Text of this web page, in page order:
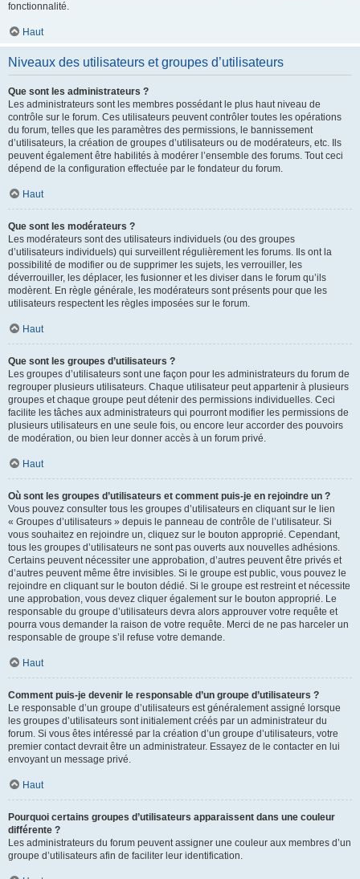
fonctionnalité.
Haut
Niveaux des utilisateurs et groupes d’utilisateurs
Que sont les administrateurs ?
Les administrateurs sont les membres possédant le plus haut niveau de
contrôle sur le forum. Ces utilisateurs peuvent contrôler toutes les opérations
du forum, telles que les paramètres des permissions, le bannissement
d’utilisateurs, la création de groupes d’utilisateurs ou de modérateurs, etc. Ils
peuvent également être habilités à modérer l’ensemble des forums. Tout ceci
dépend de la configuration effectuée par le fondateur du forum.
Haut
Que sont les modérateurs ?
Les modérateurs sont des utilisateurs individuels (ou des groupes
d’utilisateurs individuels) qui surveillent régulièrement les forums. Ils ont la
possibilité de modifier ou de supprimer les sujets, les verrouiller, les
déverrouiller, les déplacer, les fusionner et les diviser dans le forum qu’ils
modèrent. En règle générale, les modérateurs sont présents pour que les
utilisateurs respectent les règles imposées sur le forum.
Haut
Que sont les groupes d’utilisateurs ?
Les groupes d’utilisateurs sont une façon pour les administrateurs du forum de
regrouper plusieurs utilisateurs. Chaque utilisateur peut appartenir à plusieurs
groupes et chaque groupe peut détenir des permissions individuelles. Ceci
facilite les tâches aux administrateurs qui pourront modifier les permissions de
plusieurs utilisateurs en une seule fois, ou encore leur accorder des pouvoirs
de modération, ou bien leur donner accès à un forum privé.
Haut
Où sont les groupes d’utilisateurs et comment puis-je en rejoindre un ?
Vous pouvez consulter tous les groupes d’utilisateurs en cliquant sur le lien
« Groupes d’utilisateurs » depuis le panneau de contrôle de l’utilisateur. Si
vous souhaitez en rejoindre un, cliquez sur le bouton approprié. Cependant,
tous les groupes d’utilisateurs ne sont pas ouverts aux nouvelles adhésions.
Certains peuvent nécessiter une approbation, d’autres peuvent être privés et
d’autres peuvent même être invisibles. Si le groupe est public, vous pouvez le
rejoindre en cliquant sur le bouton dédié. Si le groupe est restreint et nécessite
une approbation, vous devez cliquer également sur le bouton approprié. Le
responsable du groupe d’utilisateurs devra alors approuver votre requête et
pourra vous demander la raison de votre requête. Merci de ne pas harceler un
responsable de groupe s’il refuse votre demande.
Haut
Comment puis-je devenir le responsable d’un groupe d’utilisateurs ?
Le responsable d’un groupe d’utilisateurs est généralement assigné lorsque
les groupes d’utilisateurs sont initialement créés par un administrateur du
forum. Si vous êtes intéressé par la création d’un groupe d’utilisateurs, votre
premier contact devrait être un administrateur. Essayez de le contacter en lui
envoyant un message privé.
Haut
Pourquoi certains groupes d’utilisateurs apparaissent dans une couleur
différente ?
Les administrateurs du forum peuvent assigner une couleur aux membres d’un
groupe d’utilisateurs afin de faciliter leur identification.